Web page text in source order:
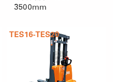
3500mm
TES16-TES20